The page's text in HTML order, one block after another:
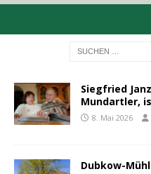
Siegfried
Mundartler,
8. Mai 2026
Dubkow-